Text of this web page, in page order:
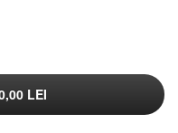
0 PRODUS(E) - 0,00 LEI